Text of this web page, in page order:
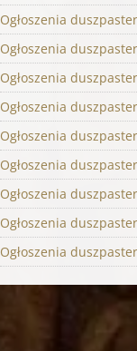
Ogłoszenia
Ogłoszenia
Ogłoszenia
Ogłoszenia
Ogłoszenia
Ogłoszenia
Ogłoszenia
Ogłoszenia
Ogłoszenia